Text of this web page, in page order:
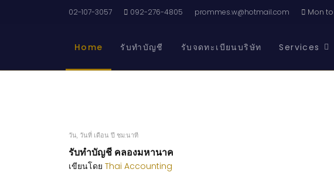
02-107-3057 092-276-4805 prommes.w@hotmail.com Mon
Home รับทำบัญชี รับจดทะเบียนบริษัท Services
วัน, วันที่ เดือน ปี ชม:นาที
รับทำบัญชี คลองมหานาค
เขียนโดย Thai Accounting